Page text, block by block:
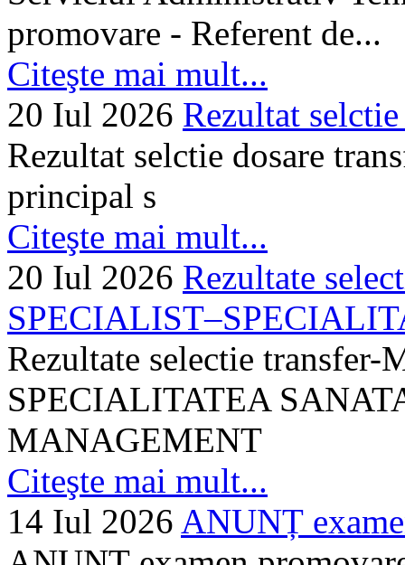
promovare - Referent de...
Citeşte mai mult...
20 Iul 2026 Rezultat
Rezultat selctie dosare
principal s
Citeşte mai mult...
20 Iul 2026 Rezultate
Rezultate selectie
SPECIALITATEA
MANAGEMENT
Citeşte mai mult...
14 Iul 2026 ANUNȚ